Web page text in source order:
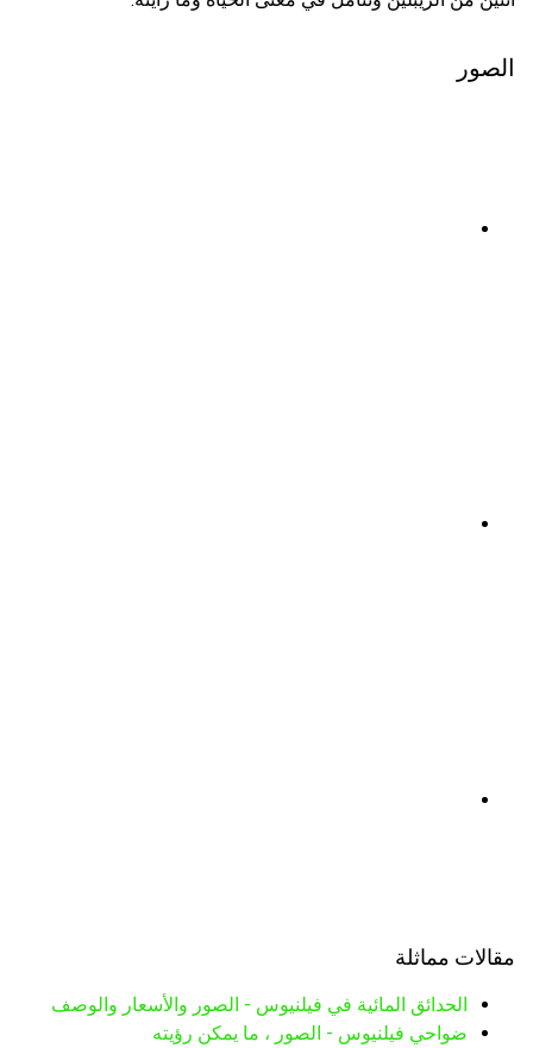
الصور
مقالات مماثلة
الحدائق المائية في فيلنيوس - الصور والأسعار والوصف
ضواحي فيلنيوس - الصور ، ما يمكن رؤيته